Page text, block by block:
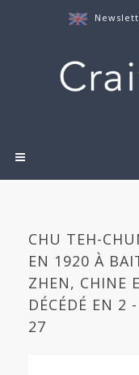
CHU TEH-
EN 1920 À
ZHEN, CHINE
DÉCÉDÉ EN 2
27